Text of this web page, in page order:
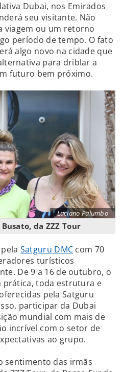
Dubai, nos Emirados
seu visitante. Não
viagem ou um retorno
período de tempo. O fato
algo novo na cidade que
para driblar a
futuro bem próximo.
Luciano Palumbo
da ZZZ Tour
Satguru DMC com 70
turísticos
De 9 a 16 de outubro, o
prática, toda estrutura e
pela Satguru
participar da Dubai
mundial com mais de
incrível com o setor de
ao grupo.
sentimento das irmãs